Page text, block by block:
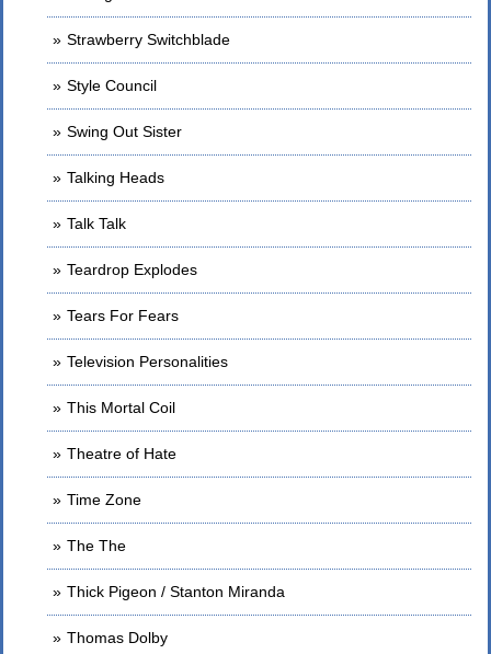
Strawberry Switchblade
Style Council
Swing Out Sister
Talking Heads
Talk Talk
Teardrop Explodes
Tears For Fears
Television Personalities
This Mortal Coil
Theatre of Hate
Time Zone
The The
Thick Pigeon / Stanton Miranda
Thomas Dolby